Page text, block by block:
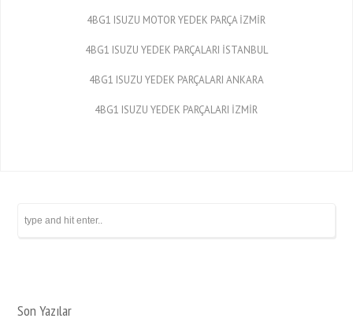
4BG1 ISUZU MOTOR YEDEK PARÇA İZMİR
4BG1 ISUZU YEDEK PARÇALARI İSTANBUL
4BG1 ISUZU YEDEK PARÇALARI ANKARA
4BG1 ISUZU YEDEK PARÇALARI İZMİR
Son Yazılar